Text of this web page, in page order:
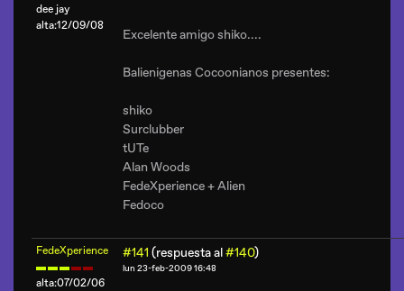
dee jay
alta:12/09/08
Excelente amigo shiko....
Balienigenas Cocoonianos presentes:
shiko
Surclubber
tUTe
Alan Woods
FedeXperience + Alien
Fedoco
FedeXperience
alta:07/02/06
#141 (respuesta al#140)
lun 23-feb-2009 16:48